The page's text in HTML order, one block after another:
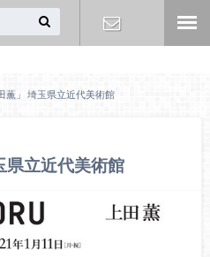
薫」 埼玉県立近代美術館
県立近代美術館